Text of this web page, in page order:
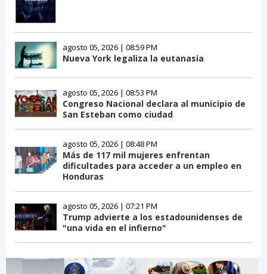
agosto 05, 2026 | 08:59 PM
Nueva York legaliza la eutanasia
agosto 05, 2026 | 08:53 PM
Congreso Nacional declara al municipio de
San Esteban como ciudad
agosto 05, 2026 | 08:48 PM
Más de 117 mil mujeres enfrentan
dificultades para acceder a un empleo en
Honduras
agosto 05, 2026 | 07:21 PM
Trump advierte a los estadounidenses de
"una vida en el infierno"